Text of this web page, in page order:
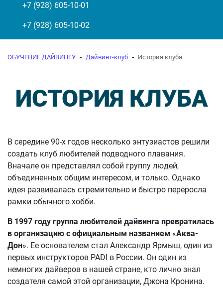
+7 (928) 605-10-01
+7 (928) 605-10-02
ОБУЧЕНИЕ ДАЙВИНГУ - Дайвинг-клуб - История клуба
ИСТОРИЯ КЛУБА
В середине 90-х годов несколько энтузиастов решили
создать клуб любителей подводного плавания.
Вначале он представлял собой группу людей,
объединенных общим интересом, и только. Однако
идея развивалась стремительно и быстро переросла
рамки обычного хобби.
В 1997 году группа любителей дайвинга превратилась
в организацию с официальным названием «Аква-
Дон». Ее основателем стал Александр Ярмыш, один из
первых инструкторов PADI в России. Он один из
немногих дайверов в нашей стране, кто лично знал
создателя самой этой организации, Джона Кронина.